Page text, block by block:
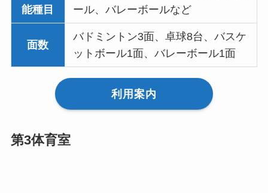
能種目
ール、バレーボールなど
面数
バドミントン3面、卓球8台、バスケ
ットボール1面、バレーボール1面
利用案内
第3体育室